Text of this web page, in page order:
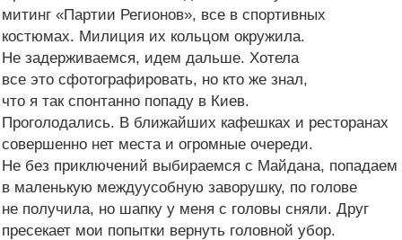
митинг «Партии Регионов», все в спортивных
костюмах. Милиция их кольцом окружила.
Не задерживаемся, идем дальше. Хотела
все это сфотографировать, но кто же знал,
что я так спонтанно попаду в Киев.
Проголодались. В ближайших кафешках и ресторанах
совершенно нет места и огромные очереди.
Не без приключений выбираемся с Майдана, попадаем
в маленькую междуусобную заворушку, по голове
не получила, но шапку у меня с головы сняли. Друг
пресекает мои попытки вернуть головной убор.